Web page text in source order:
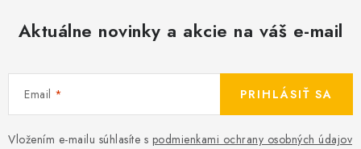
Aktuálne novinky a akcie na váš e-mail
Email
Vložením e-mailu súhlasíte s podmienkami ochrany osobných údajov
PRIHLÁSIŤ SA